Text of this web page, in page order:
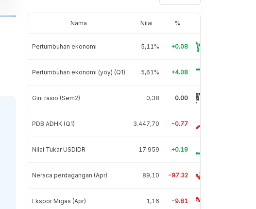
Nama Nilai %
Pertumbuhan ekonomi 5,11% +0.08
Pertumbuhan ekonomi (yoy) (Q1) 5,61% +4.08
Gini rasio (Sem2) 0,38 0.00
PDB ADHK (Q1) 3.447,70 -0.77
Nilai Tukar USDIDR 17.959 +0.19
Neraca perdagangan (Apr) 89,10 -97.32
Ekspor Migas (Apr) 1,16 -9.81